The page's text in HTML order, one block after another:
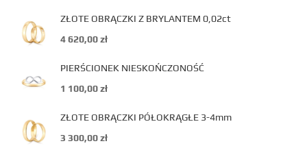
ZŁOTE OBRĄCZKI Z BRYLANTEM 0,02ct
4 620,00zł
PIERŚCIONEK NIESKOŃCZONOŚĆ
1 100,00zł
ZŁOTE OBRĄCZKI PÓŁOKRĄGŁE 3-4mm
3 300,00zł